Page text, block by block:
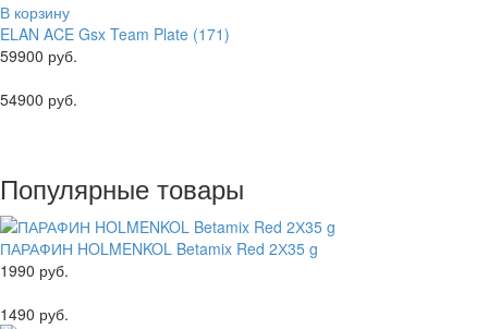
В корзину
ELAN ACE Gsx Team Plate (171)
59900 руб.
54900 руб.
Популярные товары
ПАРАФИН HOLMENKOL Betamix Red 2Х35 g
1990 руб.
1490 руб.